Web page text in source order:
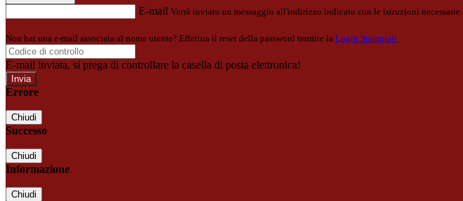
E-mail Verrà inviato un messaggio all'indirizzo indicato con le istruzioni necessarie.
Non hai una e-mail associata al nome utente? Effettua il reset della password tramite la Login Spaggiari
E-mail inviata, si prega di controllare la casella di posta elettronica!
Errore
Chiudi
Successo
Chiudi
Informazione
Chiudi